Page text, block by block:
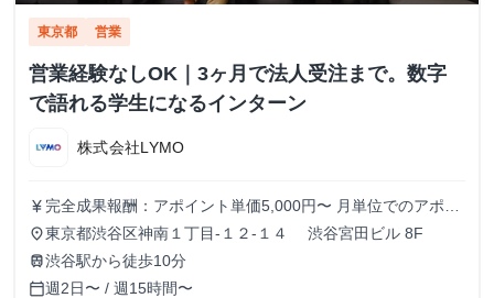
東京都 営業
営業経験なしOK｜3ヶ月で法人受注まで。数字
で語れる学生になるインターン
株式会社LYMO
currency_yen 完全成果報酬：アポイント単価5,000円〜 月単位でのアポイ
ント数により、アポイント単価が昇給します。
place東京都渋谷区神南１丁目-１２-１４ 渋谷宮田ビル 8F
train渋谷駅から徒歩10分
calendar_today週2日〜 / 週15時間〜